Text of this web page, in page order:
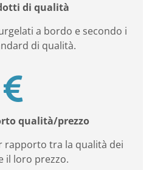
di qualità
a bordo e secondo i
di qualità.
qualità/prezzo
rapporto tra la qualità dei
il loro prezzo.